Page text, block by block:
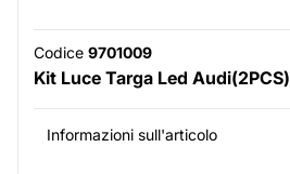
Codice 9701009
Kit Luce Targa Led Audi(2PCS)
Informazioni sull'articolo